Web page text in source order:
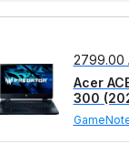
Acer
300